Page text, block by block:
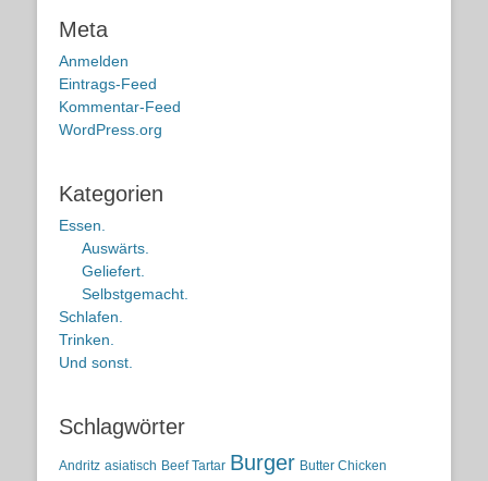
Meta
Anmelden
Eintrags-Feed
Kommentar-Feed
WordPress.org
Kategorien
Essen.
Auswärts.
Geliefert.
Selbstgemacht.
Schlafen.
Trinken.
Und sonst.
Schlagwörter
Andritz asiatisch Beef Tartar Burger Butter Chicken